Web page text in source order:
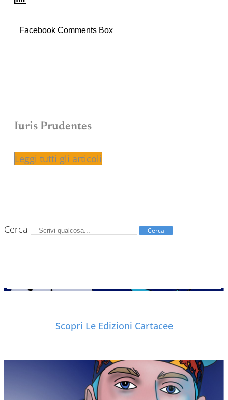
Facebook Comments Box
Iuris Prudentes
Leggi tutti gli articoli
Cerca Cerca
Scopri Le Edizioni Cartacee